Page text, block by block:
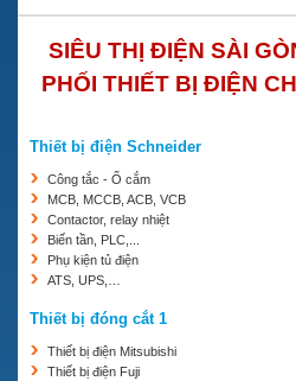
+IC5 Series – Single Phase
Sensorless vector control, fixed
SV004IC5-1, SV008IC5-1,
A filter):
SV004IC5-1F, SV008IC5-1F,
1F.
+ IG5A Series – Single Phase
keypad):
SV004IG5A-1FB, SV008IG5A-
+ IG5A Series – 3 Phase 220V
SIÊU THỊ ĐIỆN SÀI
PHỐI THIẾT BỊ ĐIỆN
Thiết bị điện Schneider
Công tắc - Ổ cắm
MCB, MCCB, ACB, VCB
Contactor, relay nhiệt
Biến tần, PLC,...
Phụ kiện tủ điện
ATS, UPS,…
Thiết bị đóng cắt 1
Thiết bị điện Mitsubishi
Thiết bị điện Fuji